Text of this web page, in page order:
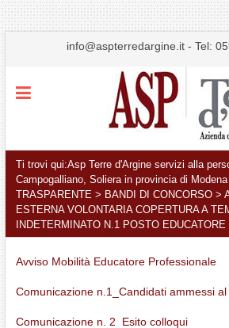
info@aspterredargine.it -Tel:
Menu
Ti trovi qui:Asp Terre d'Argine servizi alla
Campogalliano, Soliera in provincia di Modena
TRASPARENTE> BANDI DI CONCORSO>
ESTERNA VOLONTARIA COPERTURA A
INDETERMINATO N.1 POSTO
Avviso Mobilità Educatore Professionale
Comunicazione n.1_Candidati ammessi
Comunicazione n. 2 Esito colloqui